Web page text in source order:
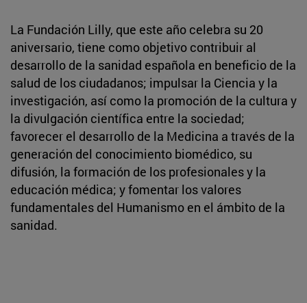
La Fundación Lilly, que este año celebra su 20
aniversario, tiene como objetivo contribuir al
desarrollo de la sanidad española en beneficio de la
salud de los ciudadanos; impulsar la Ciencia y la
investigación, así como la promoción de la cultura y
la divulgación científica entre la sociedad;
favorecer el desarrollo de la Medicina a través de la
generación del conocimiento biomédico, su
difusión, la formación de los profesionales y la
educación médica; y fomentar los valores
fundamentales del Humanismo en el ámbito de la
sanidad.